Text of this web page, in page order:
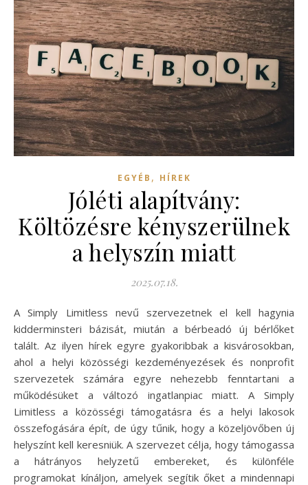
EGYÉB , HÍREK
Jóléti alapítvány:
Költözésre kényszerülnek
a helyszín miatt
2025.07.18.
A Simply Limitless nevű szervezetnek el kell hagynia
kidderminsteri bázisát, miután a bérbeadó új bérlőket
talált. Az ilyen hírek egyre gyakoribbak a kisvárosokban,
ahol a helyi közösségi kezdeményezések és nonprofit
szervezetek számára egyre nehezebb fenntartani a
működésüket a változó ingatlanpiac miatt. A Simply
Limitless a közösségi támogatásra és a helyi lakosok
összefogására épít, de úgy tűnik, hogy a közeljövőben új
helyszínt kell keresniük. A szervezet célja, hogy támogassa
a hátrányos helyzetű embereket, és különféle
programokat kínáljon, amelyek segítik őket a mindennapi